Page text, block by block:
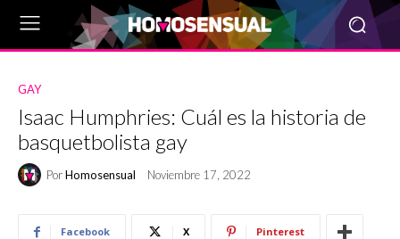
GAY
Isaac Humphries: Cuál es la historia de
basquetbolista gay
PorHomosensual Noviembre 17, 2022
Facebook X Pinterest